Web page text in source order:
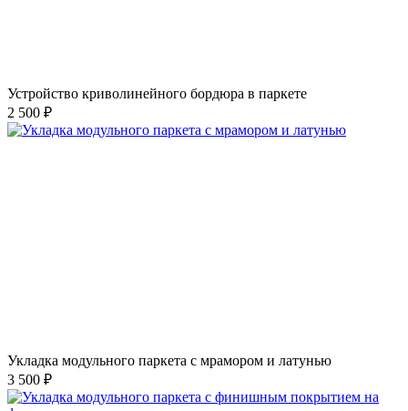
Устройство криволинейного бордюра в паркете
2 500 ₽
Укладка модульного паркета с мрамором и латунью
3 500 ₽